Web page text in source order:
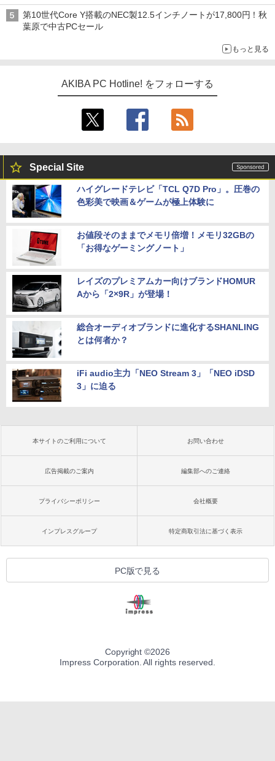
型モニターが9,801円、暑さ指数連動セール ほか
第10世代Core Y搭載のNEC製12.5インチノートが17,800円！秋
葉原で中古PCセール
もっと見る
AKIBA PC Hotline! をフォローする
Special Site
ハイグレードテレビ「TCL Q7D Pro」。圧巻の
色彩美で映画＆ゲームが極上体験に
お値段そのままでメモリ倍増！メモリ32GBの
「お得なゲーミングノート」
レイズのプレミアムカー向けブランドHOMUR
Aから「2×9R」が登場！
総合オーディオブランドに進化するSHANLING
とは何者か？
iFi audio主力「NEO Stream 3」「NEO iDSD
3」に迫る
本サイトのご利用について お問い合わせ
広告掲載のご案内 編集部へのご連絡
プライバシーポリシー 会社概要
インプレスグループ 特定商取引法に基づく表示
PC版で見る
Copyright ©2026
Impress Corporation. All rights reserved.